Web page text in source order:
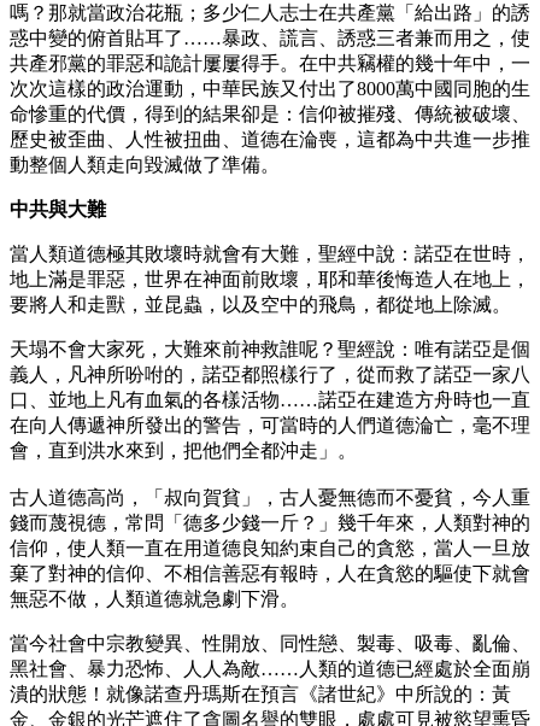
嗎？那就當政治花瓶；多少仁人志士在共產黨「給出路」的誘
惑中變的俯首貼耳了……暴政、謊言、誘惑三者兼而用之，使
共產邪黨的罪惡和詭計屢屢得手。在中共竊權的幾十年中，一
次次這樣的政治運動，中華民族又付出了8000萬中國同胞的生
命慘重的代價，得到的結果卻是：信仰被摧殘、傳統被破壞、
歷史被歪曲、人性被扭曲、道德在淪喪，這都為中共進一步推
動整個人類走向毀滅做了準備。
中共與大難
當人類道德極其敗壞時就會有大難，聖經中說：諾亞在世時，
地上滿是罪惡，世界在神面前敗壞，耶和華後悔造人在地上，
要將人和走獸，並昆蟲，以及空中的飛鳥，都從地上除滅。
天塌不會大家死，大難來前神救誰呢？聖經說：唯有諾亞是個
義人，凡神所吩咐的，諾亞都照樣行了，從而救了諾亞一家八
口、並地上凡有血氣的各樣活物……諾亞在建造方舟時也一直
在向人傳遞神所發出的警告，可當時的人們道德淪亡，毫不理
會，直到洪水來到，把他們全都沖走」。
古人道德高尚，「叔向賀貧」，古人憂無德而不憂貧，今人重
錢而蔑視德，常問「德多少錢一斤？」幾千年來，人類對神的
信仰，使人類一直在用道德良知約束自己的貪慾，當人一旦放
棄了對神的信仰、不相信善惡有報時，人在貪慾的驅使下就會
無惡不做，人類道德就急劇下滑。
當今社會中宗教變異、性開放、同性戀、製毒、吸毒、亂倫、
黑社會、暴力恐怖、人人為敵……人類的道德已經處於全面崩
潰的狀態！就像諾查丹瑪斯在預言《諸世紀》中所說的：黃
金、金銀的光芒遮住了貪圖名譽的雙眼，處處可見被慾望熏昏